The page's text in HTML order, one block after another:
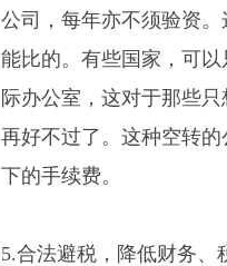
公司，每年亦不须验资
能比的。有些国家，可
际办公室，这对于那些
再好不过了。这种空转
下的手续费。
5.合法避税，降低财务、